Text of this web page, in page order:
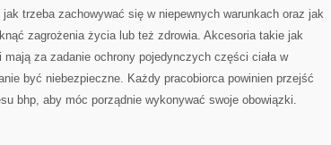
jak trzeba zachowywać się w niepewnych warunkach oraz jak
zagrożenia życia lub też zdrowia. Akcesoria takie jak
mają za zadanie ochrony pojedynczych części ciała w
być niebezpieczne. Każdy pracobiorca powinien przejść
bhp, aby móc porządnie wykonywać swoje obowiązki.